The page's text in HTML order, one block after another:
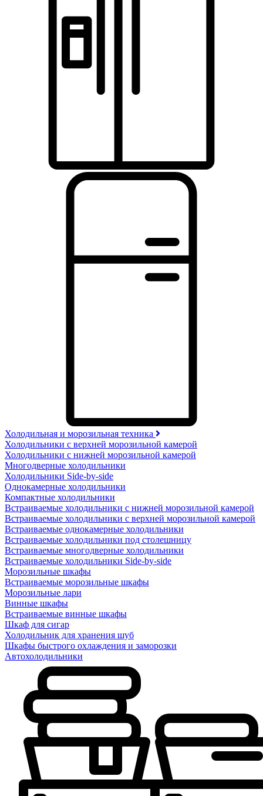
Холодильная и морозильная техника
Холодильники с верхней морозильной камерой
Холодильники с нижней морозильной камерой
Многодверные холодильники
Холодильники Side-by-side
Однокамерные холодильники
Компактные холодильники
Встраиваемые холодильники с нижней морозильной камерой
Встраиваемые холодильники с верхней морозильной камерой
Встраиваемые однокамерные холодильники
Встраиваемые холодильники под столешницу
Встраиваемые многодверные холодильники
Встраиваемые холодильники Side-by-side
Морозильные шкафы
Встраиваемые морозильные шкафы
Морозильные лари
Винные шкафы
Встраиваемые винные шкафы
Шкаф для сигар
Холодильник для хранения шуб
Шкафы быстрого охлаждения и заморозки
Автохолодильники